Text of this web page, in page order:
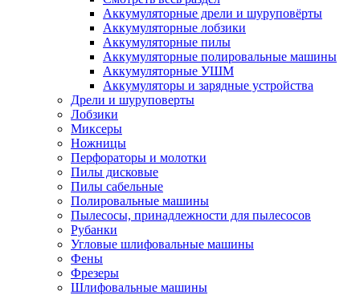
Аккумуляторные дрели и шуруповёрты
Аккумуляторные лобзики
Аккумуляторные пилы
Аккумуляторные полировальные машины
Аккумуляторные УШМ
Аккумуляторы и зарядные устройства
Дрели и шуруповерты
Лобзики
Миксеры
Ножницы
Перфораторы и молотки
Пилы дисковые
Пилы сабельные
Полировальные машины
Пылесосы, принадлежности для пылесосов
Рубанки
Угловые шлифовальные машины
Фены
Фрезеры
Шлифовальные машины